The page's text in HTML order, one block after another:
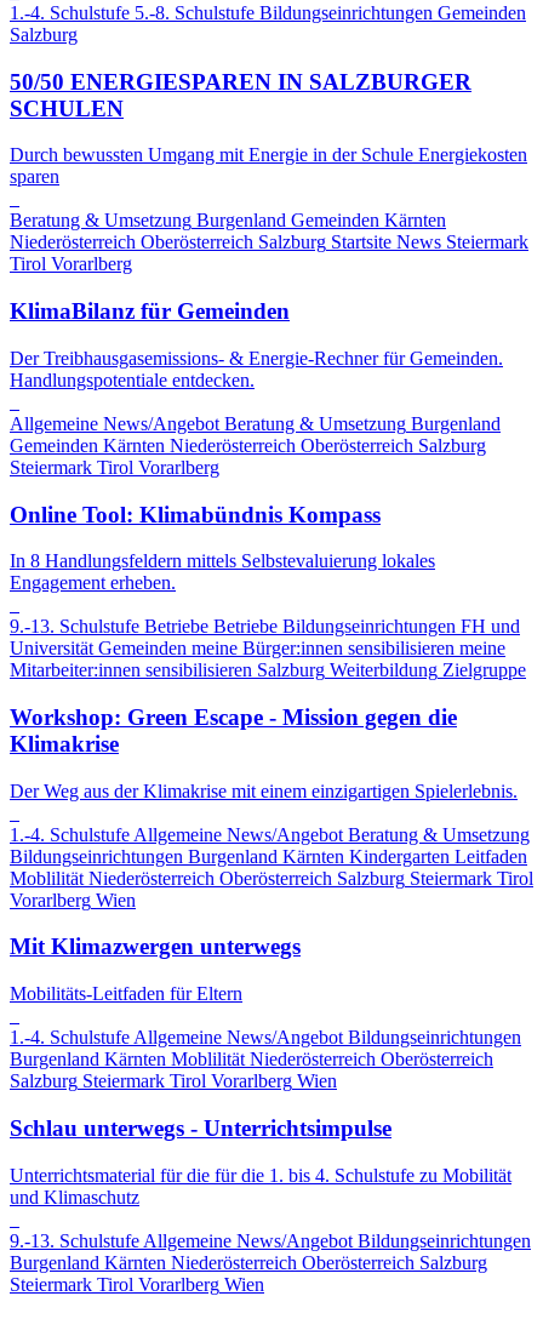
1.-4. Schulstufe 5.-8. Schulstufe Bildungseinrichtungen Gemeinden
Salzburg
50/50 ENERGIESPAREN IN SALZBURGER
SCHULEN
Durch bewussten Umgang mit Energie in der Schule Energiekosten
sparen
Beratung & Umsetzung Burgenland Gemeinden Kärnten
Niederösterreich Oberösterreich Salzburg Startsite News Steiermark
Tirol Vorarlberg
KlimaBilanz für Gemeinden
Der Treibhausgasemissions- & Energie-Rechner für Gemeinden.
Handlungspotentiale entdecken.
Allgemeine News/Angebot Beratung & Umsetzung Burgenland
Gemeinden Kärnten Niederösterreich Oberösterreich Salzburg
Steiermark Tirol Vorarlberg
Online Tool: Klimabündnis Kompass
In 8 Handlungsfeldern mittels Selbstevaluierung lokales
Engagement erheben.
9.-13. Schulstufe Betriebe Betriebe Bildungseinrichtungen FH und
Universität Gemeinden meine Bürger:innen sensibilisieren meine
Mitarbeiter:innen sensibilisieren Salzburg Weiterbildung Zielgruppe
Workshop: Green Escape - Mission gegen die
Klimakrise
Der Weg aus der Klimakrise mit einem einzigartigen Spielerlebnis.
1.-4. Schulstufe Allgemeine News/Angebot Beratung & Umsetzung
Bildungseinrichtungen Burgenland Kärnten Kindergarten Leitfaden
Moblilität Niederösterreich Oberösterreich Salzburg Steiermark Tirol
Vorarlberg Wien
Mit Klimazwergen unterwegs
Mobilitäts-Leitfaden für Eltern
1.-4. Schulstufe Allgemeine News/Angebot Bildungseinrichtungen
Burgenland Kärnten Moblilität Niederösterreich Oberösterreich
Salzburg Steiermark Tirol Vorarlberg Wien
Schlau unterwegs - Unterrichtsimpulse
Unterrichtsmaterial für die für die 1. bis 4. Schulstufe zu Mobilität
und Klimaschutz
9.-13. Schulstufe Allgemeine News/Angebot Bildungseinrichtungen
Burgenland Kärnten Niederösterreich Oberösterreich Salzburg
Steiermark Tirol Vorarlberg Wien